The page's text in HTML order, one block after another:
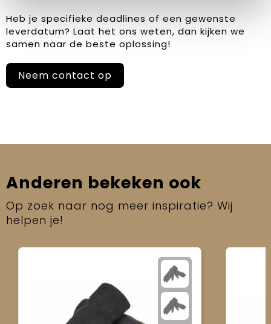
Heb je specifieke deadlines of een gewenste
leverdatum? Laat het ons weten, dan kijken we
samen naar de beste oplossing!
Neem contact op
Anderen bekeken ook
Op zoek naar nog meer inspiratie? Wij
helpen je!